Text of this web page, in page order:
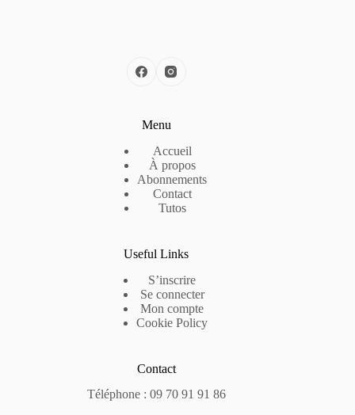
Menu
Accueil
À propos
Abonnements
Contact
Tutos
Useful Links
S’inscrire
Se connecter
Mon compte
Cookie Policy
Contact
Téléphone : 09 70 91 91 86